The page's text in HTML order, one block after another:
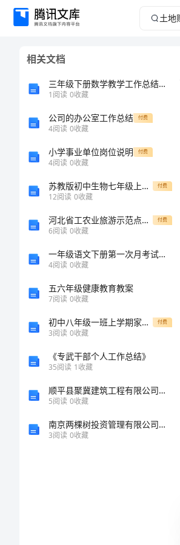
土
相关文档
三年级下册数学教学工作总结优秀
1阅读 0收藏
公司的办公室工作总结 付费
4阅读 0收藏
小学事业单位岗位说明 付费
4阅读 0收藏
苏教版初中生物七年级上册课后习题答案 付费
12阅读 0收藏
河北省工农业旅游示范点评分标准表 付费
6阅读 0收藏
一年级语文下册第一次月考试卷含答案
4阅读 0收藏
五六年级健康教育教案
7阅读 0收藏
初中八年级一班上学期家长会班主任发言稿 付费
3阅读 0收藏
《专武干部个人工作总结》
35阅读 1收藏
顺平县聚冀建筑工程有限公司介绍企业发展分析报告
5阅读 0收藏
南京两棵树投资管理有限公司介绍企业发展分析报告
3阅读 0收藏